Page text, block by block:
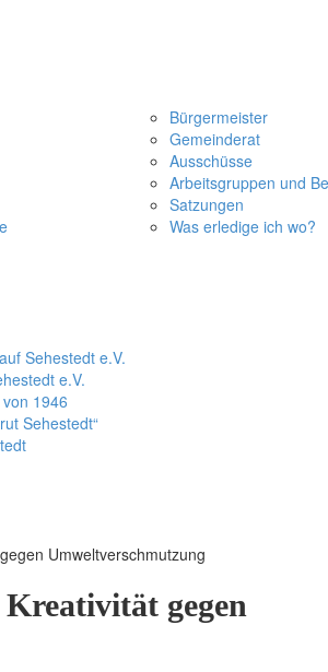
Sehestedt e.V.
e.V.
1946
Sehestedt“
Bürgermeister
Gemeinderat
Ausschüsse
Arbeitsgruppen und
Satzungen
Was erledige ich wo?
Umweltverschmutzung
gegen